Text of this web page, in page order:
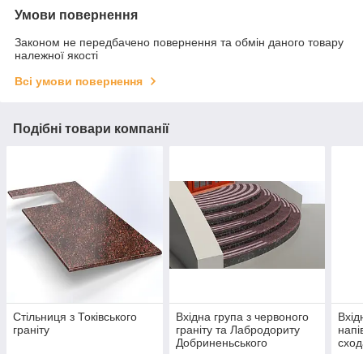
Умови повернення
Законом не передбачено повернення та обмін даного товару
належної якості
Всі умови повернення
Подібні товари компанії
Стільниця з Токівського
граніту
Вхідна група з червоного
граніту та Лабродориту
Добриненьського